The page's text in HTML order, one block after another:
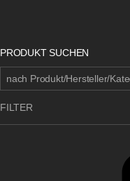
PRODUKT SUCHEN
FILTER